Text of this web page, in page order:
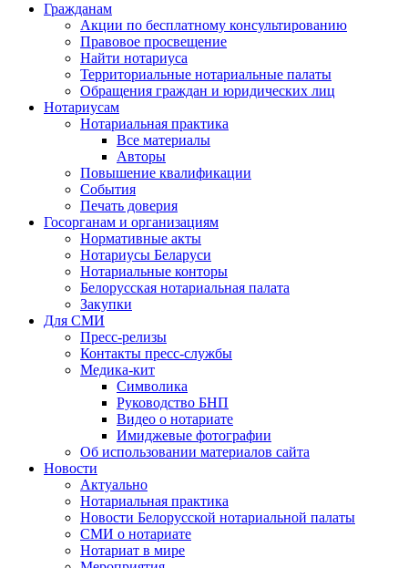
Гражданам
Акции по бесплатному консультированию
Правовое просвещение
Найти нотариуса
Территориальные нотариальные палаты
Обращения граждан и юридических лиц
Нотариусам
Нотариальная практика
Все материалы
Авторы
Повышение квалификации
События
Печать доверия
Госорганам и организациям
Нормативные акты
Нотариусы Беларуси
Нотариальные конторы
Белорусская нотариальная палата
Закупки
Для СМИ
Пресс-релизы
Контакты пресс-службы
Медика-кит
Символика
Руководство БНП
Видео о нотариате
Имиджевые фотографии
Об использовании материалов сайта
Новости
Актуально
Нотариальная практика
Новости Белорусской нотариальной палаты
СМИ о нотариате
Нотариат в мире